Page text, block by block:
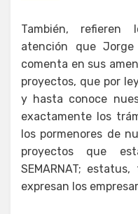
También, refieren
atención que
comenta en sus
proyectos, que por
y hasta conoce
exactamente los
los pormenores de
proyectos que
SEMARNAT;
expresan los